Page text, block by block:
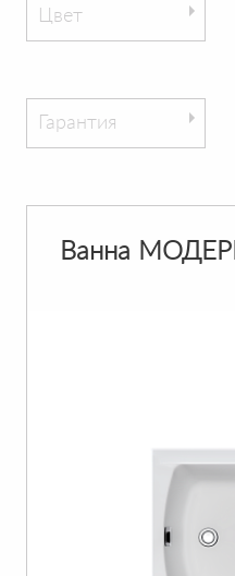
Цвет
Гарантия
Ванна